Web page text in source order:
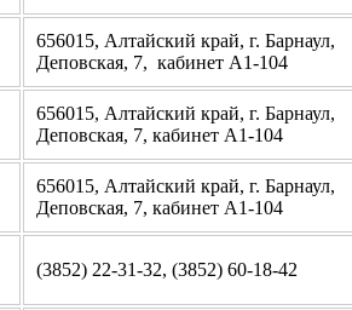
656015, Алтайский край, г. Барнаул,
Деповская, 7, кабинет А1-104
656015, Алтайский край, г. Барнаул,
Деповская, 7, кабинет А1-104
656015, Алтайский край, г. Барнаул,
Деповская, 7, кабинет А1-104
(3852) 22-31-32, (3852) 60-18-42